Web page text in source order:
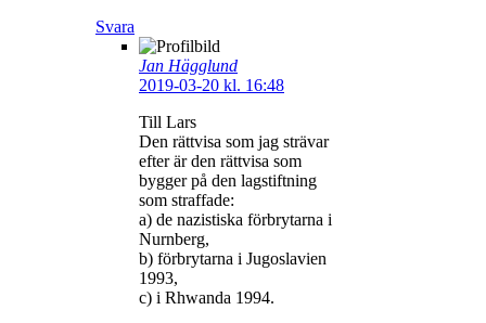
Svara
Jan Hägglund
2019-03-20 kl. 16:48
Till Lars
Den rättvisa som jag strävar
efter är den rättvisa som
bygger på den lagstiftning
som straffade:
a) de nazistiska förbrytarna i
Nurnberg,
b) förbrytarna i Jugoslavien
1993,
c) i Rhwanda 1994.